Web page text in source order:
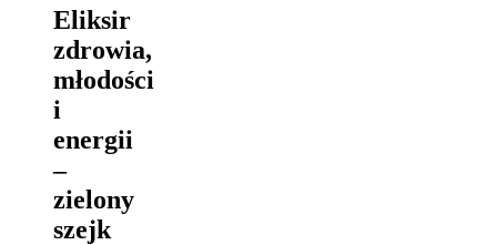
Eliksir
zdrowia,
młodości
i
energii
–
zielony
szejk